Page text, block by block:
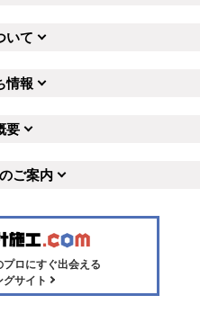
いて
情報
要
ご案内
ロにすぐ出会える
サイト